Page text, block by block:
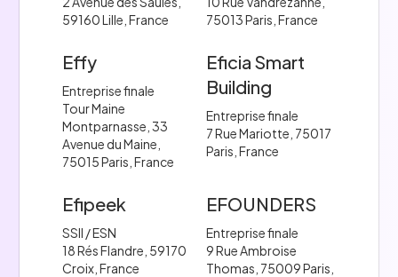
59160 Lille, France
75013 Paris, France
Effy
Entreprise finale
Tour Maine
Montparnasse, 33
Avenue du Maine,
75015 Paris, France
Eficia Smart
Building
Entreprise finale
7 Rue Mariotte, 75017
Paris, France
Efipeek
SSII / ESN
18 Rés Flandre, 59170
Croix, France
EFOUNDERS
Entreprise finale
9 Rue Ambroise
Thomas, 75009 Paris,